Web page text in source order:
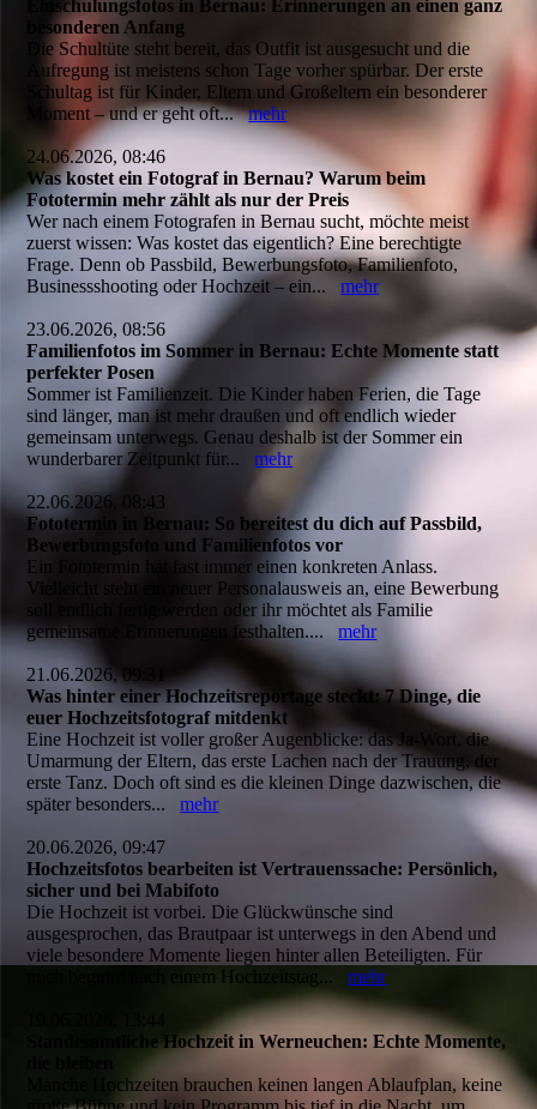
Einschulungsfotos in Bernau: Erinnerungen an einen ganz
besonderen Anfang
Die Schultüte steht bereit, das Outfit ist ausgesucht und die
Aufregung ist meistens schon Tage vorher spürbar. Der erste
Schultag ist für Kinder, Eltern und Großeltern ein besonderer
Moment – und er geht oft...mehr
24.06.2026, 08:46
Was kostet ein Fotograf in Bernau? Warum beim
Fototermin mehr zählt als nur der Preis
Wer nach einem Fotografen in Bernau sucht, möchte meist
zuerst wissen: Was kostet das eigentlich? Eine berechtigte
Frage. Denn ob Passbild, Bewerbungsfoto, Familienfoto,
Businessshooting oder Hochzeit – ein...mehr
23.06.2026, 08:56
Familienfotos im Sommer in Bernau: Echte Momente statt
perfekter Posen
Sommer ist Familienzeit. Die Kinder haben Ferien, die Tage
sind länger, man ist mehr draußen und oft endlich wieder
gemeinsam unterwegs. Genau deshalb ist der Sommer ein
wunderbarer Zeitpunkt für...mehr
22.06.2026, 08:43
Fototermin in Bernau: So bereitest du dich auf Passbild,
Bewerbungsfoto und Familienfotos vor
Ein Fototermin hat fast immer einen konkreten Anlass.
Vielleicht steht ein neuer Personalausweis an, eine Bewerbung
soll endlich fertig werden oder ihr möchtet als Familie
gemeinsame Erinnerungen festhalten....mehr
21.06.2026, 09:31
Was hinter einer Hochzeitsreportage steckt: 7 Dinge, die
euer Hochzeitsfotograf mitdenkt
Eine Hochzeit ist voller großer Augenblicke: das Ja-Wort, die
Umarmung der Eltern, das erste Lachen nach der Trauung, der
erste Tanz. Doch oft sind es die kleinen Dinge dazwischen, die
später besonders...mehr
20.06.2026, 09:47
Hochzeitsfotos bearbeiten ist Vertrauenssache: Persönlich,
sicher und bei Mabifoto
Die Hochzeit ist vorbei. Die Glückwünsche sind
ausgesprochen, das Brautpaar ist unterwegs in den Abend und
viele besondere Momente liegen hinter allen Beteiligten. Für
mich beginnt nach einem Hochzeitstag...mehr
Standesamtliche Hochzeit in Werneuchen: Echte Momente,
Manche Hochzeiten brauchen keinen langen Ablaufplan, keine